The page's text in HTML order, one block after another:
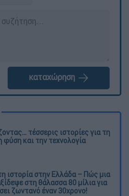
καταχώρηση
τέσσερις ιστορίες για τη
φύση και την τεχνολογία
ιστορία στην Ελλάδα – Πώς μια
στη θάλασσα 80 μίλια για
ζωντανό έναν 30χρονο!